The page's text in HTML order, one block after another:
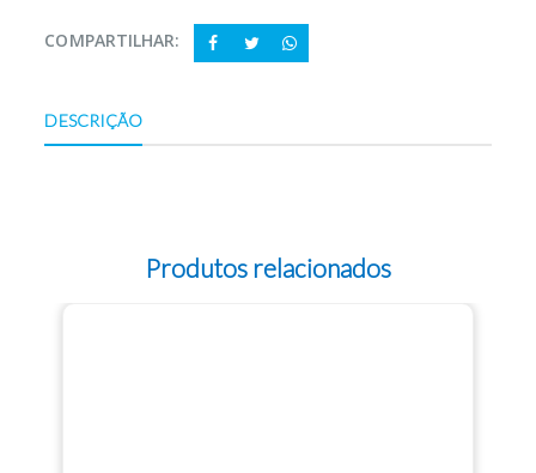
COMPARTILHAR:
DESCRIÇÃO
Produtos relacionados